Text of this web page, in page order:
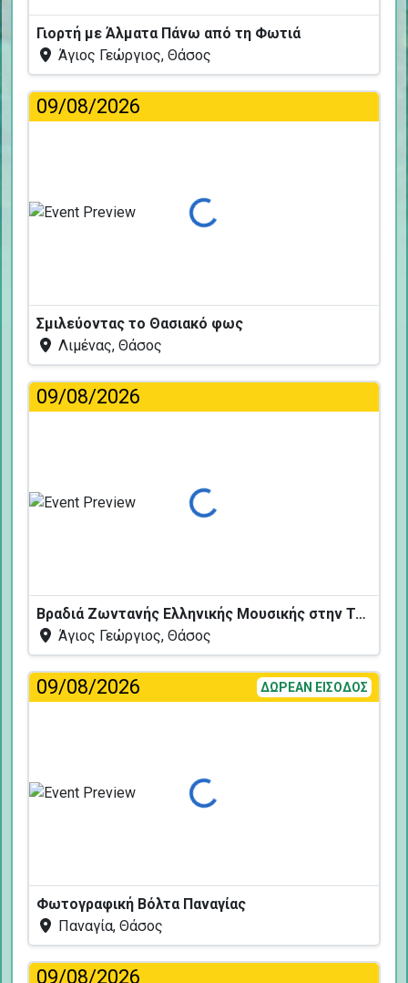
Γιορτή με Άλματα Πάνω από τη Φωτιά
Άγιος Γεώργιος, Θάσος
09/08/2026
Φόρτωση...
Σμιλεύοντας το Θασιακό φως
Λιμένας, Θάσος
09/08/2026
Φόρτωση...
Βραδιά Ζωντανής Ελληνικής Μουσικής στην Ταβέρνα Κελάρι
Άγιος Γεώργιος, Θάσος
09/08/2026 ΔΩΡΕΑΝ ΕΙΣΟΔΟΣ
Φόρτωση...
Φωτογραφική Βόλτα Παναγίας
Παναγία, Θάσος
09/08/2026